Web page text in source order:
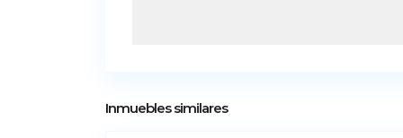
Inmuebles similares
2